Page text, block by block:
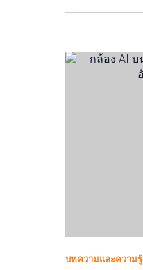
บทความและความรู้